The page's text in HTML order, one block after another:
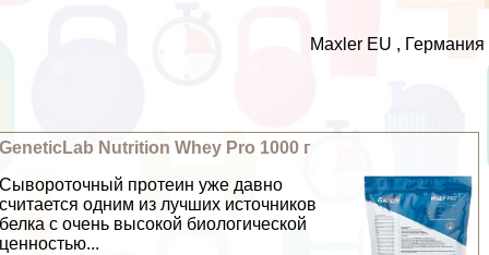
Maxler EU , Германия
GeneticLab Nutrition Whey Pro 1000 г
Сывороточный протеин уже давно
считается одним из лучших источников
белка с очень высокой биологической
ценностью...